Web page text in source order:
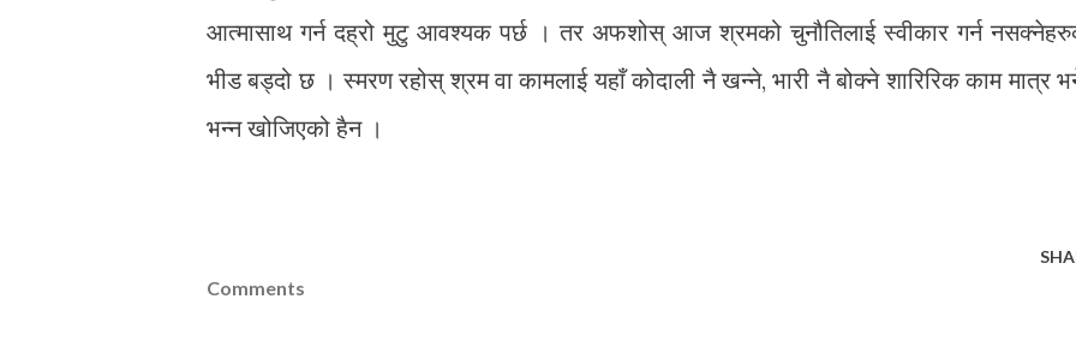
आत्मासाथ गर्न दह्रो मुटु आवश्यक पर्छ । तर अफशोस् आज श्रमको चुनौतिलाई स्वीकार गर्न
भीड बड्दो छ । स्मरण रहोस् श्रम वा कामलाई यहाँ कोदाली नै खन्ने, भारी नै बोक्ने शारिरिक काम मात्र
भन्न खोजिएको हैन ।
Comments